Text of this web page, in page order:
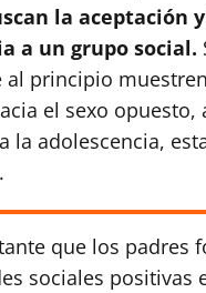
la aceptación
a un grupo social.
al principio
el sexo opuesto,
la adolescencia,
que los padres
sociales positivas